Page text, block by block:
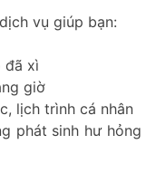
vụ giúp bạn:
đã xì
giờ
lịch trình cá nhân
phát sinh hư hỏng